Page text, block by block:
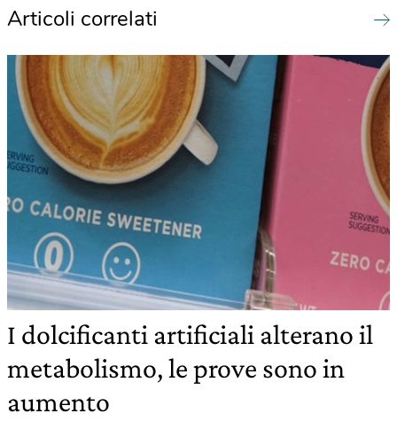
Articoli correlati
I dolcificanti artificiali alterano il
metabolismo, le prove sono in
aumento